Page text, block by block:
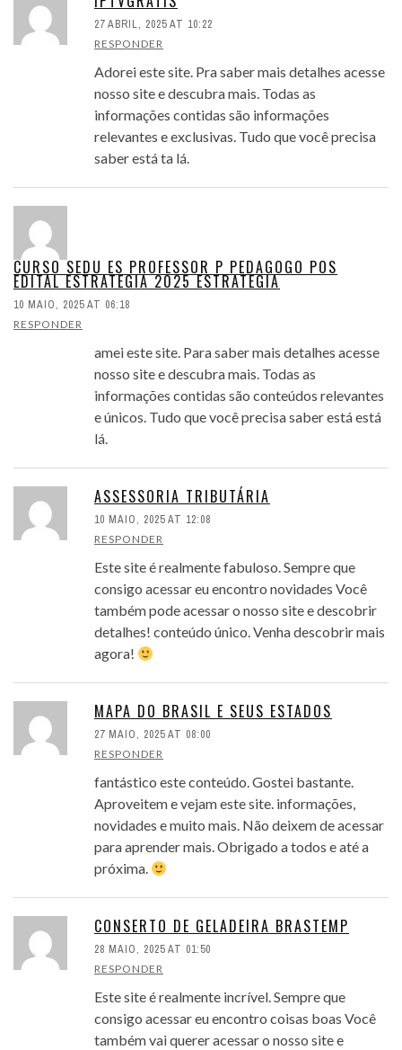
27 ABRIL, 2025 AT 10:22
RESPONDER
Adorei este site. Pra saber mais detalhes acesse
nosso site e descubra mais. Todas as
informações contidas são informações
relevantes e exclusivas. Tudo que você precisa
saber está ta lá.
CURSO SEDU ES PROFESSOR P PEDAGOGO POS
EDITAL ESTRATEGIA 2025 ESTRATEGIA
10 MAIO, 2025 AT 06:18
RESPONDER
amei este site. Para saber mais detalhes acesse
nosso site e descubra mais. Todas as
informações contidas são conteúdos relevantes
e únicos. Tudo que você precisa saber está está
lá.
ASSESSORIA TRIBUTÁRIA
10 MAIO, 2025 AT 12:08
RESPONDER
Este site é realmente fabuloso. Sempre que
consigo acessar eu encontro novidades Você
também pode acessar o nosso site e descobrir
detalhes! conteúdo único. Venha descobrir mais
agora!
MAPA DO BRASIL E SEUS ESTADOS
27 MAIO, 2025 AT 08:00
RESPONDER
fantástico este conteúdo. Gostei bastante.
Aproveitem e vejam este site. informações,
novidades e muito mais. Não deixem de acessar
para aprender mais. Obrigado a todos e até a
próxima.
CONSERTO DE GELADEIRA BRASTEMP
28 MAIO, 2025 AT 01:50
RESPONDER
Este site é realmente incrível. Sempre que
consigo acessar eu encontro coisas boas Você
também vai querer acessar o nosso site e